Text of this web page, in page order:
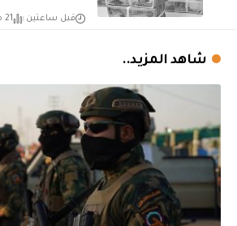
قبل ساعتين 21 مشاهدات
شاهد المزيد..